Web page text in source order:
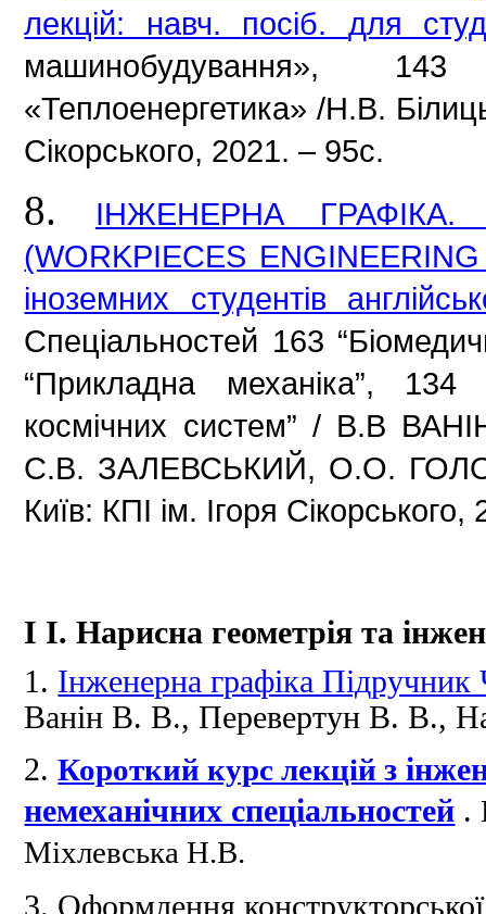
лекцій: навч. посіб. для
машинобудування»,
«Теплоенергетика» /Н.В.
Сікорського, 2021. – 95с.
8.
ІНЖЕНЕРНА
(WORKPIECES
іноземних студентів
Спеціальностей 163
“Прикладна механіка”, 134
космічних систем” / В.В
С.В. ЗАЛЕВСЬКИЙ, О.О.
Київ: КПІ ім. Ігоря
І І.Нарисна геометрія та
1. Інженерна графіка Підручник
Ванін В.В., Перевертун В.В.,
2.Короткий курс лекційз
немеханічних спеціальностей .
Міхлевська Н.В.
3. Оформлення